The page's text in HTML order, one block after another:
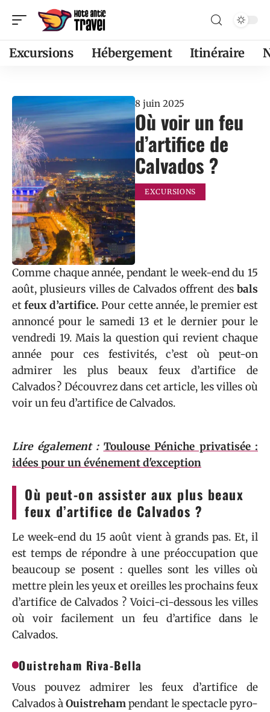
Excursions Hébergement Itinéraire
8 juin 2025
Où voir un feu
d’artifice de
Calvados ?
EXCURSIONS
Comme chaque année, pendant le week-end du 15
août, plusieurs villes de Calvados offrent des bals
etfeux d’artifice. Pour cette année, le premier est
annoncé pour le samedi 13 et le dernier pour le
vendredi 19. Mais la question qui revient chaque
année pour ces festivités, c’est où peut-on
admirer les plus beaux feux d’artifice de
Calvados ? Découvrez dans cet article, les villes où
voir un feu d’artifice de Calvados.
Lire également : Toulouse Péniche privatisée :
idées pour un événement d'exception
Où peut-on assister aux plus beaux
feux d’artifice de Calvados ?
Le week-end du 15 août vient à grands pas. Et, il
est temps de répondre à une préoccupation que
beaucoup se posent : quelles sont les villes où
mettre plein les yeux et oreilles les prochains feux
d’artifice de Calvados ? Voici-ci-dessous les villes
où voir facilement un feu d’artifice dans le
Calvados.
Ouistreham Riva-Bella
Vous pouvez admirer les feux d’artifice de
Calvados àOuistrehampendant le spectacle pyro-